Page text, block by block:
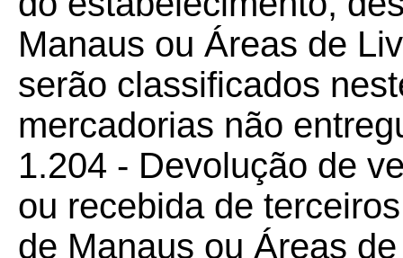
Manaus ou Áreas de
serão classificados
mercadorias não
1.204 - Devolução de
ou recebida de
de Manaus ou Áreas